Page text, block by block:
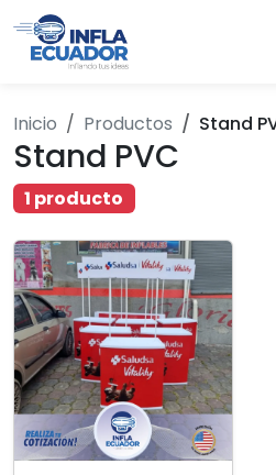
Inicio Productos Stand
Stand PVC
1 producto